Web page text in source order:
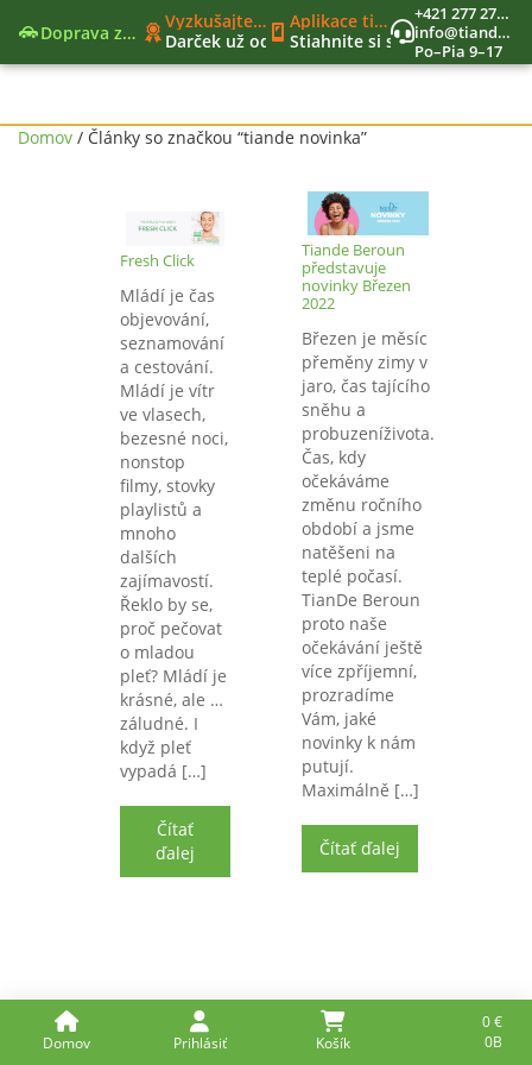
Doprava zadarmo
Vyzkušajte nové moderné funkcie
Darček už od 40€
Nový nákupný zoznam
Aplikace tianDe Beroun
Stiahnite si svet tianDe do
+421 277 270 579
info@tiandekozmetika.sk
Po–Pia 9–17
Domov / Články so značkou “tiande novinka”
Fresh Click
Mládí je čas
objevování,
seznamování
a cestování.
Mládí je vítr
ve vlasech,
bezesné noci,
nonstop
filmy, stovky
playlistů a
mnoho
dalších
zajímavostí.
Řeklo by se,
proč pečovat
o mladou
pleť? Mládí je
krásné, ale …
záludné. I
když pleť
vypadá […]
Čítať
ďalej
Tiande Beroun
představuje
novinky Březen
2022
Březen je měsíc
přeměny zimy v
jaro, čas tajícího
sněhu a
probuzeníživota.
Čas, kdy
očekáváme
změnu ročního
období a jsme
natěšeni na
teplé počasí.
TianDe Beroun
proto naše
očekávání ještě
více zpříjemní,
prozradíme
Vám, jaké
novinky k nám
putují.
Maximálně […]
Čítať ďalej
Domov Prihlásiť Košík
0€
0B